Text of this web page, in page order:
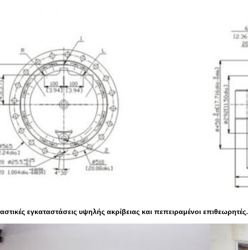
εγκαταστάσεις υψηλής ακρίβειας και πεπειραμένοι επιθεωρητές.